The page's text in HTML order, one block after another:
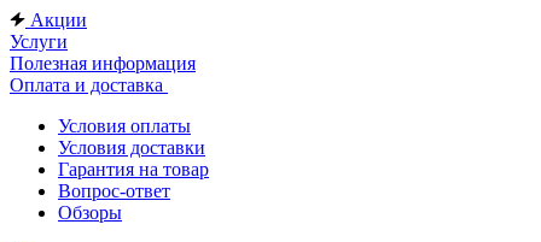
Акции
Услуги
Полезная информация
Оплата и доставка
Условия оплаты
Условия доставки
Гарантия на товар
Вопрос-ответ
Обзоры